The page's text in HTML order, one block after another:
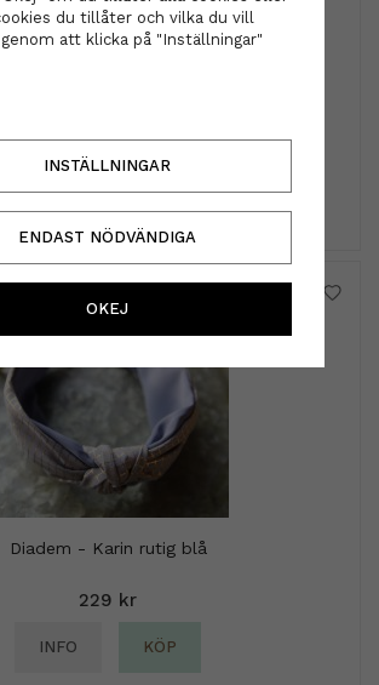
149 kr
Diadem - Karin rutig blå
229 kr
INFO KÖP
du tillåter och vilka du vill
att klicka på "Inställningar"
INSTÄLLNINGAR
ENDAST NÖDVÄNDIGA
OKEJ